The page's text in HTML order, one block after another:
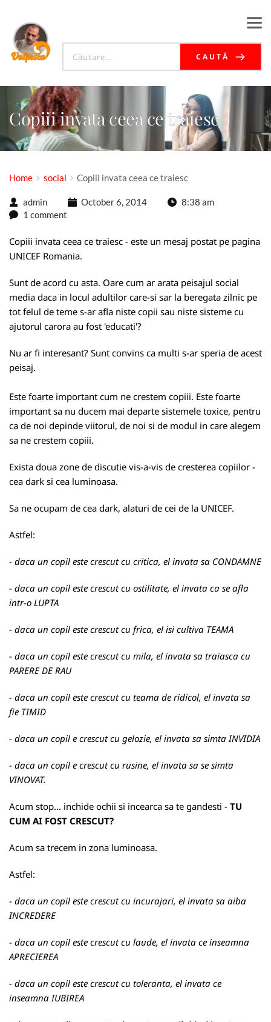
CAUTĂ
Copiii invata ceea ce traiesc
Home social Copiii invata ceea ce traiesc
admin October 6, 2014
8:38 am
1 comment
Copiii invata ceea ce traiesc - este un mesaj postat pe pagina
UNICEF Romania.
Sunt de acord cu asta. Oare cum ar arata peisajul social
media daca in locul adultilor care-si sar la beregata zilnic pe
tot felul de teme s-ar afla niste copii sau niste sisteme cu
ajutorul carora au fost 'educati'?
Nu ar fi interesant? Sunt convins ca multi s-ar speria de acest
peisaj.
Este foarte important cum ne crestem copiii. Este foarte
important sa nu ducem mai departe sistemele toxice, pentru
ca de noi depinde viitorul, de noi si de modul in care alegem
sa ne crestem copiii.
Exista doua zone de discutie vis-a-vis de cresterea copiilor -
cea dark si cea luminoasa.
Sa ne ocupam de cea dark, alaturi de cei de la UNICEF.
Astfel:
- daca un copil este crescut cu critica, el invata sa CONDAMNE
- daca un copil este crescut cu ostilitate, el invata ca se afla
intr-o LUPTA
- daca un copil este crescut cu frica, el isi cultiva TEAMA
- daca un copil este crescut cu mila, el invata sa traiasca cu
PARERE DE RAU
- daca un copil este crescut cu teama de ridicol, el invata sa
fie TIMID
- daca un copil e crescut cu gelozie, el invata sa simta INVIDIA
- daca un copil e crescut cu rusine, el invata sa se simta
VINOVAT.
Acum stop... inchide ochii si incearca sa te gandesti - TU
CUM AI FOST CRESCUT?
Acum sa trecem in zona luminoasa.
Astfel:
- daca un copil este crescut cu incurajari, el invata sa aiba
INCREDERE
- daca un copil este crescut cu laude, el invata ce inseamna
APRECIEREA
- daca un copil este crescut cu toleranta, el invata ce
inseamna IUBIREA